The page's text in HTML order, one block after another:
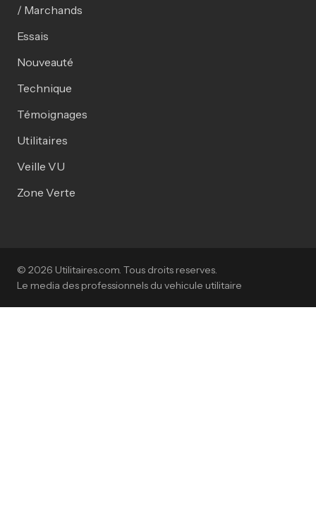
/ Marchands
Essais
Nouveauté
Technique
Témoignages
Utilitaires
Veille VU
Zone Verte
© 2026 Utilitaires.com. Tous droits reserves.
Le media des professionnels du vehicule utilitaire